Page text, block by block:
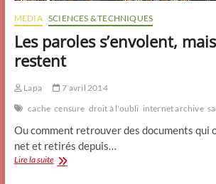
MEDIA SCIENCES & TECHNIQUES
Les paroles s’envolent,
restent
Lapa
7 avril 2014
cache censure droit à l'oubli internet archive
Ou comment retrouver des documents qui
net et retirés depuis…
Lire la suiteLes